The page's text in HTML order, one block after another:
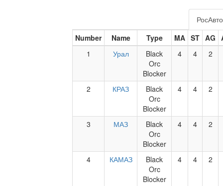
Number
Name Type MA ST AG
1
Урал
Black
Orc
Blocker
4 4 2
2 КРАЗ
Black
Orc
Blocker
4 4 2
3 МАЗ
Black
Orc
Blocker
4 4 2
4 КАМАЗ
Black
Orc
Blocker
4 4 2